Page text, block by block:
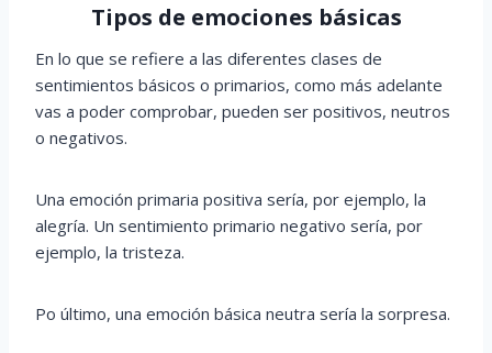
Tipos de emociones básicas
En lo que se refiere a las diferentes clases de
sentimientos básicos o primarios, como más adelante
vas a poder comprobar, pueden ser positivos, neutros
o negativos.
Una emoción primaria positiva sería, por ejemplo, la
alegría. Un sentimiento primario negativo sería, por
ejemplo, la tristeza.
Po último, una emoción básica neutra sería la sorpresa.